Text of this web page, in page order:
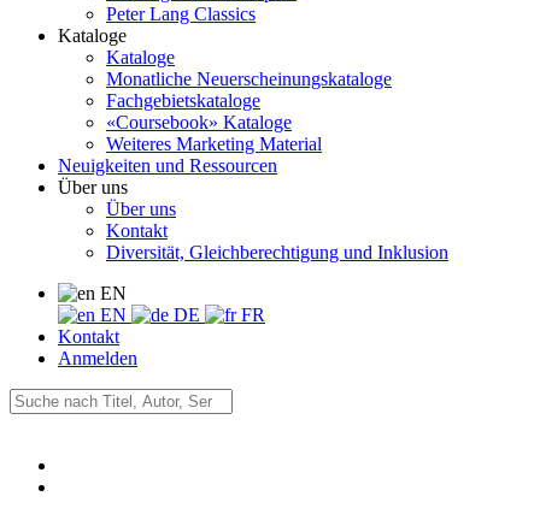
Peter Lang Classics
Kataloge
Kataloge
Monatliche Neuerscheinungskataloge
Fachgebietskataloge
«Coursebook» Kataloge
Weiteres Marketing Material
Neuigkeiten und Ressourcen
Über uns
Über uns
Kontakt
Diversität, Gleichberechtigung und Inklusion
EN
EN
DE
FR
Kontakt
Anmelden